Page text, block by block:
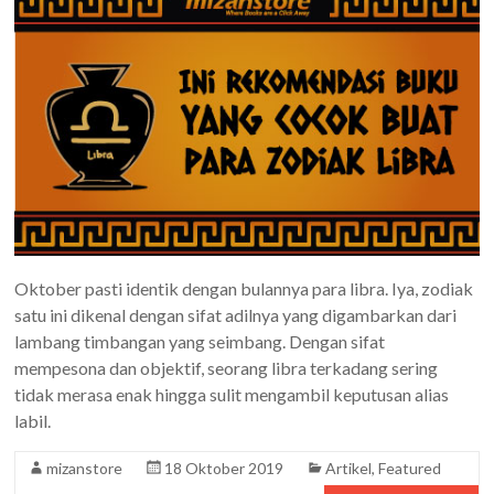
Oktober pasti identik dengan bulannya para libra. Iya, zodiak
satu ini dikenal dengan sifat adilnya yang digambarkan dari
lambang timbangan yang seimbang. Dengan sifat
mempesona dan objektif, seorang libra terkadang sering
tidak merasa enak hingga sulit mengambil keputusan alias
labil.
mizanstore 18 Oktober 2019 Artikel,Featured